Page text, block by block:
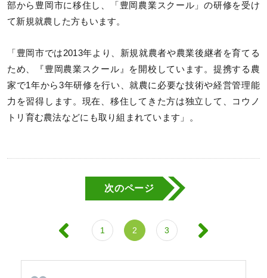
部から豊岡市に移住し、「豊岡農業スクール」の研修を受け
て新規就農した方もいます。
「豊岡市では2013年より、新規就農者や農業後継者を育てる
ため、『豊岡農業スクール』を開校しています。提携する農
家で1年から3年研修を行い、就農に必要な技術や経営管理能
力を習得します。現在、移住してきた方は独立して、コウノ
トリ育む農法などにも取り組まれています」。
次のページ
1 2 3